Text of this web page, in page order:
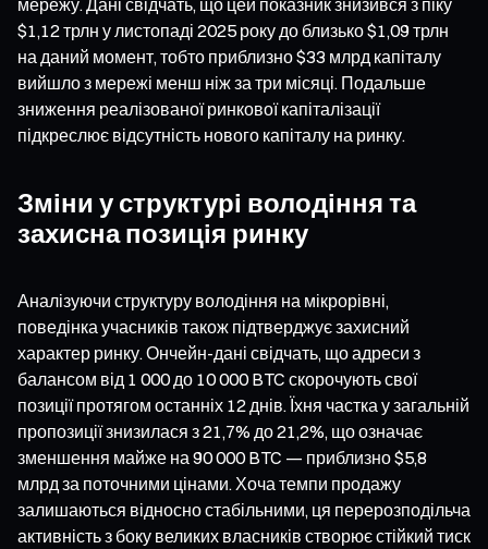
$1,12 трлн у листопаді 2025 року до близько $1,09 трлн
на даний момент, тобто приблизно $33 млрд капіталу
вийшло з мережі менш ніж за три місяці. Подальше
зниження реалізованої ринкової капіталізації
підкреслює відсутність нового капіталу на ринку.
Зміни у структурі володіння та
захисна позиція ринку
Аналізуючи структуру володіння на мікрорівні,
поведінка учасників також підтверджує захисний
характер ринку. Ончейн-дані свідчать, що адреси з
балансом від 1 000 до 10 000 BTC скорочують свої
позиції протягом останніх 12 днів. Їхня частка у загальній
пропозиції знизилася з 21,7% до 21,2%, що означає
зменшення майже на 90 000 BTC — приблизно $5,8
млрд за поточними цінами. Хоча темпи продажу
залишаються відносно стабільними, ця перерозподільча
активність з боку великих власників створює стійкий тиск